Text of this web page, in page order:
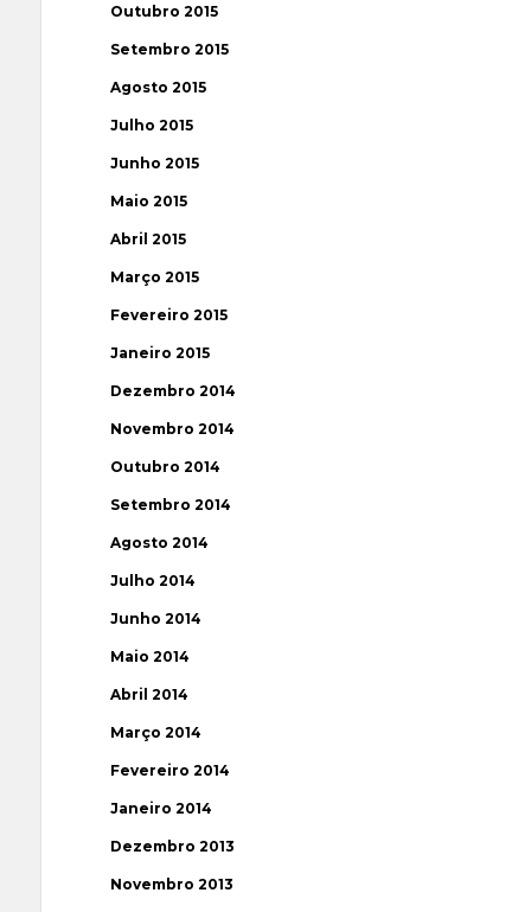
Outubro 2015
Setembro 2015
Agosto 2015
Julho 2015
Junho 2015
Maio 2015
Abril 2015
Março 2015
Fevereiro 2015
Janeiro 2015
Dezembro 2014
Novembro 2014
Outubro 2014
Setembro 2014
Agosto 2014
Julho 2014
Junho 2014
Maio 2014
Abril 2014
Março 2014
Fevereiro 2014
Janeiro 2014
Dezembro 2013
Novembro 2013